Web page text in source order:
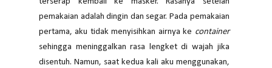
pemakaian adalah dingin dan segar.Pada pemakaian
pertama, aku tidak menyisihkan airnya ke container
sehingga meninggalkan rasa lengket di wajah jika
disentuh. Namun, saat kedua kali aku menggunakan,